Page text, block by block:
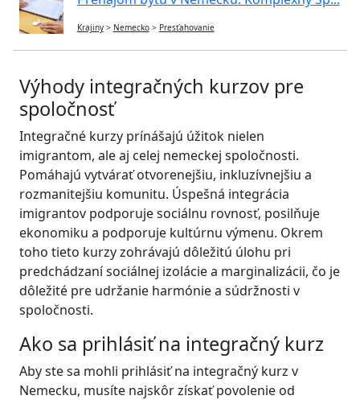
Krajiny > Nemecko > Presťahovanie
Výhody integračných kurzov pre
spoločnosť
Integračné kurzy prínášajú úžitok nielen
imigrantom, ale aj celej nemeckej spoločnosti.
Pomáhajú vytvárať otvorenejšiu, inkluzívnejšiu a
rozmanitejšiu komunitu. Úspešná integrácia
imigrantov podporuje sociálnu rovnosť, posilňuje
ekonomiku a podporuje kultúrnu výmenu. Okrem
toho tieto kurzy zohrávajú dôležitú úlohu pri
predchádzaní sociálnej izolácie a marginalizácii, čo je
dôležité pre udržanie harmónie a súdržnosti v
spoločnosti.
Ako sa prihlásiť na integračný kurz
Aby ste sa mohli prihlásiť na integračný kurz v
Nemecku, musíte najskôr získať povolenie od